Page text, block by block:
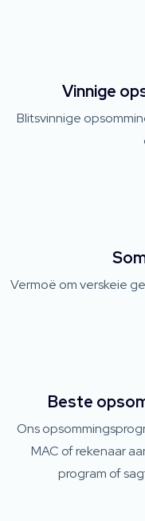
Vinnige
Blitsvinnige
Vermoë om verskeie
Beste
Ons
MAC of rekenaar
program of